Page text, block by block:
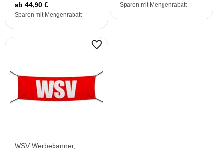
ab 44,90 €
Sparen mit Mengenrabatt
Sparen mit Mengenrabatt
WSV Werbebanner,